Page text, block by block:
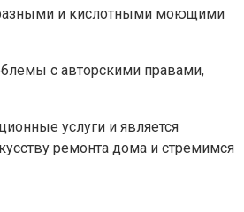
и кислотными моющими
с авторскими правами,
услуги и является
ремонта дома и стремимся